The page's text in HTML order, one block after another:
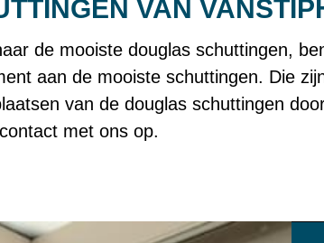
VAN
de mooiste douglas schuttingen,
aan de mooiste schuttingen. Die
van de douglas schuttingen
met ons op.